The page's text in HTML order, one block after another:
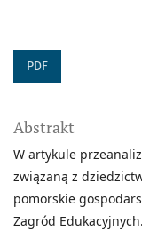
PDF
Abstrakt
W artykule
związaną z
pomorskie
Zagród